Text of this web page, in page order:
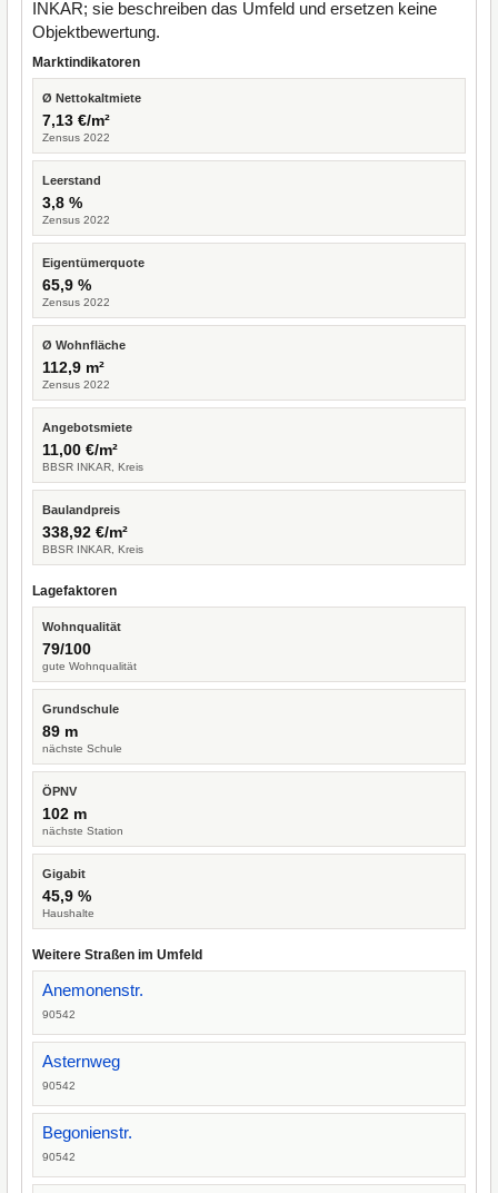
INKAR; sie beschreiben das Umfeld und ersetzen keine
Objektbewertung.
Marktindikatoren
Ø Nettokaltmiete
7,13 €/m²
Zensus 2022
Leerstand
3,8 %
Zensus 2022
Eigentümerquote
65,9 %
Zensus 2022
Ø Wohnfläche
112,9 m²
Zensus 2022
Angebotsmiete
11,00 €/m²
BBSR INKAR, Kreis
Baulandpreis
338,92 €/m²
BBSR INKAR, Kreis
Lagefaktoren
Wohnqualität
79/100
gute Wohnqualität
Grundschule
89 m
nächste Schule
ÖPNV
102 m
nächste Station
Gigabit
45,9 %
Haushalte
Weitere Straßen im Umfeld
Anemonenstr.
90542
Asternweg
90542
Begonienstr.
90542